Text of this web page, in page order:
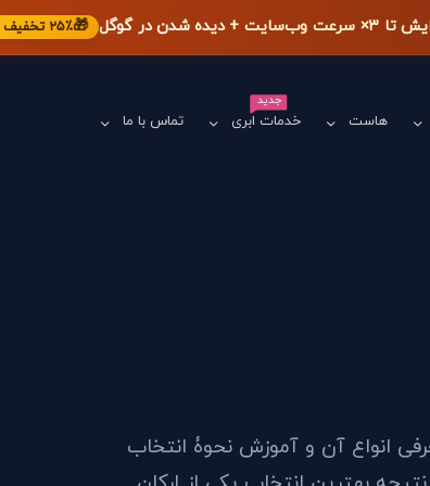
وب‌سایت + دیده شدن در گوگل 🎁۲۵٪ تخفیف دائمی CDN
هاست
جدید
خدمات ابری تماس با ما
انواع آن و آموزش نحوۀ انتخاب